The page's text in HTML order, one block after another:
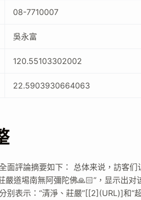
08-7710007
吳永富
120.55103302002
22.5903930664063
面評論摘要如下： 总体来说，訪客
嚴道埸南無阿彌陀佛🙏🏻”，显示出
别表示：“清淨、莊嚴”[[2](URL)]和